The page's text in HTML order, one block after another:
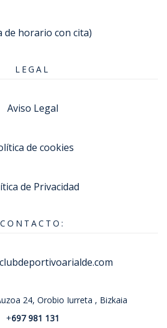
de horario con cita)
LEGAL
Aviso Legal
de cookies
de Privacidad
CONTACTO:
24, Orobio Iurreta , Bizkaia
+697 981 131